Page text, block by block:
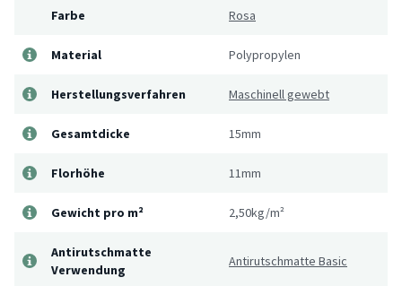
Farbe Rosa
Material Polypropylen
Herstellungsverfahren Maschinell gewebt
Gesamtdicke 15mm
Florhöhe 11mm
Gewicht pro m² 2,50kg/m²
Antirutschmatte
Verwendung
Antirutschmatte Basic